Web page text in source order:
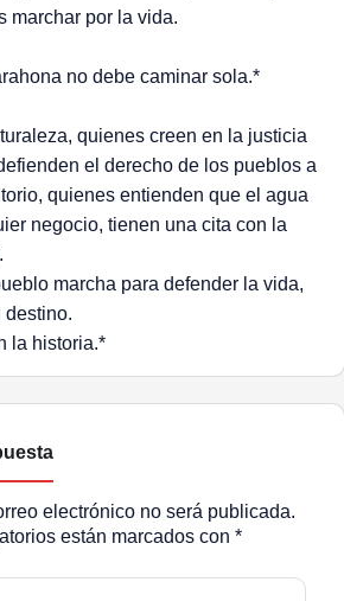
marchar por la vida.
no debe caminar sola.*
quienes creen en la justicia
el derecho de los pueblos a
quienes entienden que el agua
negocio, tienen una cita con la
marcha para defender la vida,
destino.
la historia.*
electrónico no será publicada.
están marcados con *